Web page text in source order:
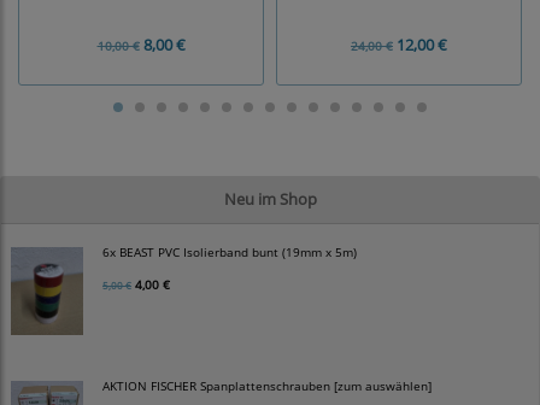
Neu im Shop
6x BEAST PVC Isolierband bunt (19mm x 5m)
5,00 € 4,00 €
AKTION FISCHER Spanplattenschrauben [zum auswählen]
10,00 €8,00 € 24,00 € 12,00 €